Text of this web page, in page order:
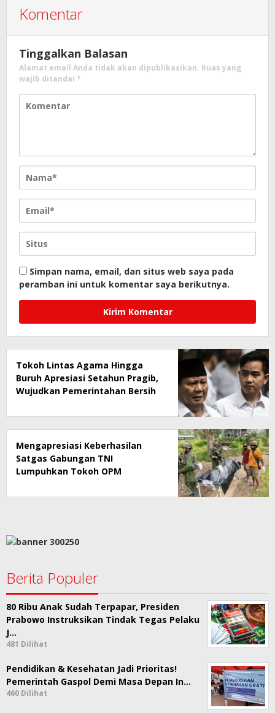
Komentar
Tinggalkan Balasan
Alamat email Anda tidak akan dipublikasikan. Ruas yang
wajib ditandai *
Simpan nama, email, dan situs web saya pada
peramban ini untuk komentar saya berikutnya.
Tokoh Lintas Agama Hingga
Buruh Apresiasi Setahun Pragib,
Wujudkan Pemerintahan Bersih
Mengapresiasi Keberhasilan
Satgas Gabungan TNI
Lumpuhkan Tokoh OPM
Berita Populer
80 Ribu Anak Sudah Terpapar, Presiden
Prabowo Instruksikan Tindak Tegas Pelaku
J…
481 Dilihat
Pendidikan & Kesehatan Jadi Prioritas!
Pemerintah Gaspol Demi Masa Depan In…
460 Dilihat